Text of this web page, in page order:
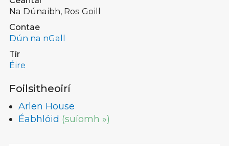
Na Dúnaibh, Ros Goill
Contae
Dún na nGall
Tír
Éire
Foilsitheoirí
Arlen House
Éabhlóid (suíomh »)